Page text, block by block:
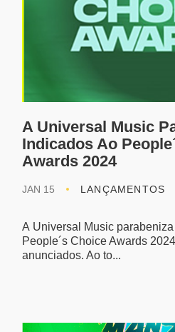
A Universal Music
Indicados Ao
Awards 2024
JAN 15 LANÇAMENTOS
A Universal Music
People´s Choice Awards
anunciados. Ao to...